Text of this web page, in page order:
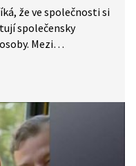
že ve společnosti si
společensky
Mezi
pak odvíjejí i další
ruku, kdo koho
do dveří. Ale co
významné osoby?